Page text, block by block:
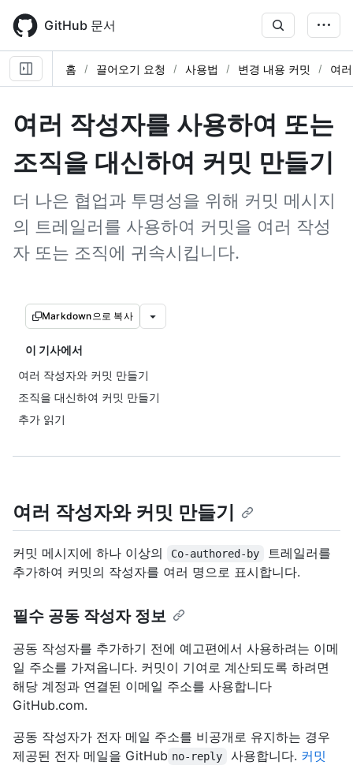
main
content
GitHub 문서
홈 끌어오기 요청 사용법 변경 내용 커밋 여
여러 작성자를 사용하여 또는
조직을 대신하여 커밋 만들기
더 나은 협업과 투명성을 위해 커밋 메시지
의 트레일러를 사용하여 커밋을 여러 작성
자 또는 조직에 귀속시킵니다.
Markdown으로 복사
이 기사에서
여러 작성자와 커밋 만들기
조직을 대신하여 커밋 만들기
추가 읽기
여러 작성자와 커밋 만들기
커밋 메시지에 하나 이상의 Co-authored-by
트레일러를
추가하여 커밋의 작성자를 여러 명으로 표시합니다.
필수 공동 작성자 정보
공동 작성자를 추가하기 전에 예고편에서 사용하려는 이메
일 주소를 가져옵니다. 커밋이 기여로 계산되도록 하려면
해당 계정과 연결된 이메일 주소를 사용합니다
GitHub.com.
공동 작성자가 전자 메일 주소를 비공개로 유지하는 경우
제공된 전자 메일을 GitHub no-reply 사용합니다. 커밋